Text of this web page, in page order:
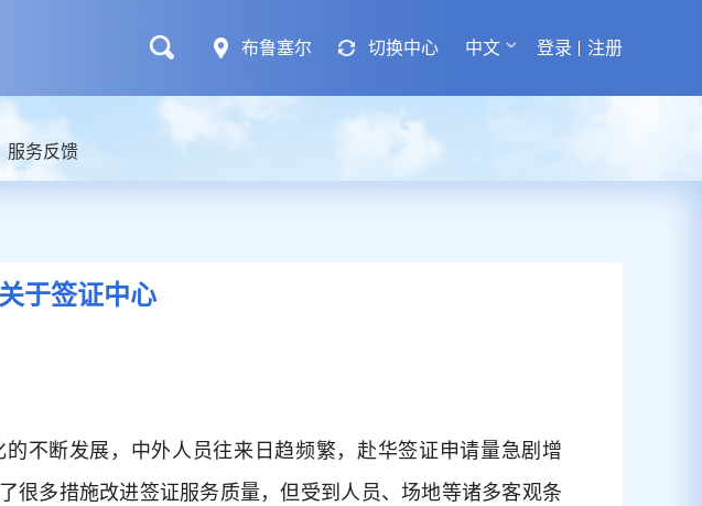
布鲁塞尔 切换中心 中文 登录 注册
服务反馈
关于签证中心
不断发展，中外人员往来日趋频繁，赴华签证申请量急剧增
很多措施改进签证服务质量，但受到人员、场地等诸多客观条